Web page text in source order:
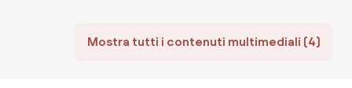
Mostra tutti i contenuti multimediali (4)